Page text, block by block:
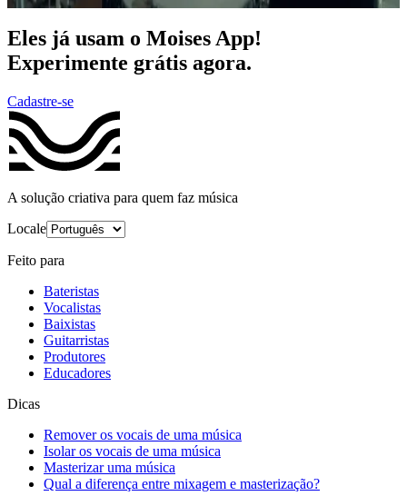
Eles já usam o Moises App!
Experimente grátis agora.
Cadastre-se
A solução criativa para quem faz música
Locale
Feito para
Bateristas
Vocalistas
Baixistas
Guitarristas
Produtores
Educadores
Dicas
Remover os vocais de uma música
Isolar os vocais de uma música
Masterizar uma música
Qual a diferença entre mixagem e masterização?